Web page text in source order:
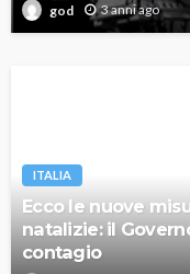
god 3 anni ago
ITALIA
Ecco le nuove
natalizie: il
contagio